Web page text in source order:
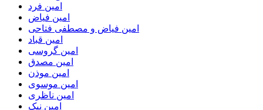
امین فرد
امین فیاض
امین فیاض و مصطفی فتاحی
امین قباد
امین گروسی
امین مصدق
امین موذن
امین موسوی
امین ناظری
امین نیک